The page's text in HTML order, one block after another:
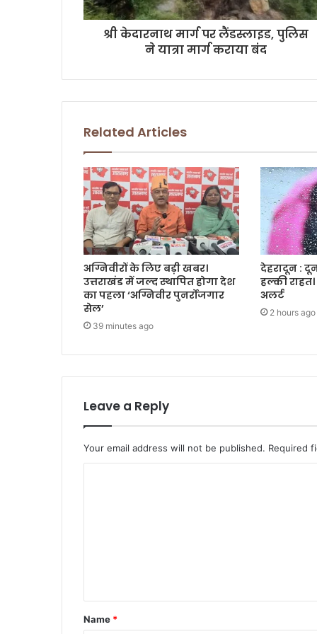
d
r
श्री केदारनाथ मार्ग पर लैंडस्लाइड, पुलिस
ने यात्रा मार्ग कराया बंद
Related Articles
अग्निवीरों के लिए बड़ी खबर।
उत्तराखंड में जल्द स्थापित होगा देश
का पहला ‘अग्निवीर पुनर्रोजगार
सेल’
39 minutes ago
देहरादून :
हल्की
अलर्ट
2 hours ago
Leave a Reply
Your email address will not be published. Required
t
*
Name *